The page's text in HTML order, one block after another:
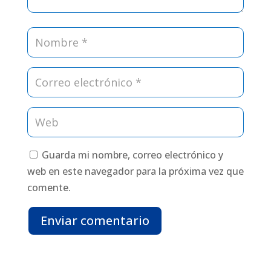
Guarda mi nombre, correo electrónico y
web en este navegador para la próxima vez que
comente.
Enviar comentario